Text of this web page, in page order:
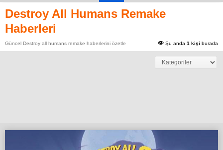
Destroy All Humans Remake
Haberleri
Güncel Destroy all humans remake haberlerini özetle Şu anda 1 kişi burada